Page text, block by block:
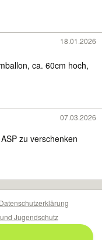
18.01.2026
ca. 60cm hoch,
07.03.2026
zu verschenken
Datenschutzerklärung
Jugendschutz